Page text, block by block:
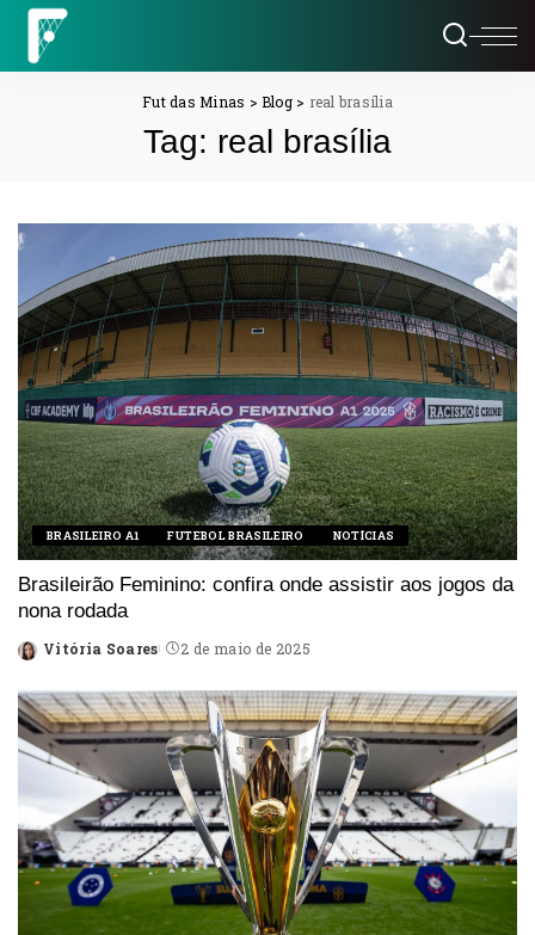
Fut das Minas >Blog> real brasília
Tag: real brasília
BRASILEIRO A1 FUTEBOL BRASILEIRO NOTÍCIAS
Brasileirão Feminino: confira onde assistir aos jogos da
nona rodada
Posted
Vitória Soares 2 de maio de 2025